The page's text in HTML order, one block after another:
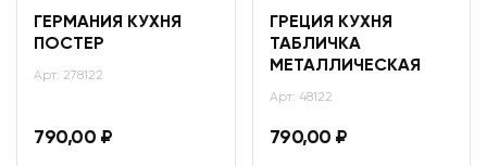
ГЕРМАНИЯ КУХНЯ
ПОСТЕР
Арт: 278122
790,00 ₽
ГРЕЦИЯ КУХНЯ
ТАБЛИЧКА
МЕТАЛЛИЧЕСКАЯ
Арт: 48122
790,00 ₽